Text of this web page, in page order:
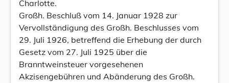
Charlotte.
Großh. Beschluß vom 14. Januar 1928 zur
Vervollständigung des Großh. Beschlusses vom
29. Juli 1926, betreffend die Erhebung der durch
Gesetz vom 27. Juli 1925 über die
Branntweinsteuer vorgesehenen
Akzisengebühren und Abänderung des Großh.